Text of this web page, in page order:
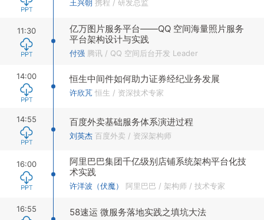
王兴朝 携程 / 研发总监
11:30
亿万图片服务平台——QQ 空间海量照片服务
平台架构设计与实践
付强 腾讯 / QQ 空间后台开发 Leader
14:00 恒生中间件如何助力证券经纪业务发展
许欣芃 恒生 / 资深技术专家
14:55 百度外卖基础服务体系演进过程
刘英杰 百度外卖 / 资深架构师
16:00
阿里巴巴集团千亿级别店铺系统架构平台化技
术实践
许洋波（伏魔） 阿里巴巴 / 架构师 / 技术专家
16:55 58速运 微服务落地实践之填坑大法